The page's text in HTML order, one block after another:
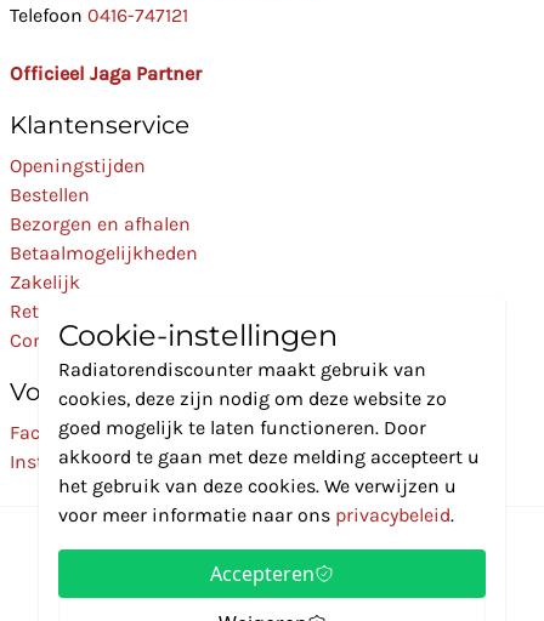
Telefoon 0416-747121
Officieel Jaga Partner
Klantenservice
Openingstijden
Bestellen
Bezorgen en afhalen
Betaalmogelijkheden
Zakelijk
Retourneren
Contact
Volg Ons
Facebook
Instagram
Cookie-instellingen
Radiatorendiscounter maakt gebruik van
cookies, deze zijn nodig om deze website zo
goed mogelijk te laten functioneren. Door
akkoord te gaan met deze melding accepteert u
het gebruik van deze cookies. We verwijzen u
voor meer informatie naar ons privacybeleid.
Accepteren